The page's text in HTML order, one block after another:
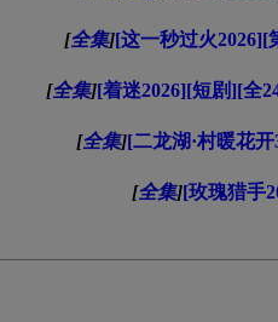
[全集][这一秒过火2026][
[全集][着迷2026][短剧][全
[全集][二龙湖·村暖花
[全集][玫瑰猎手